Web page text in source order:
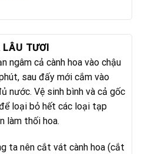
tại
950.000₫.
LÂU TƯƠI
ngâm cả cành hoa vào chậu
sau đấy mới cắm vào
nước. Vệ sinh bình và cả gốc
loại bỏ hết các loại tạp
làm thối hoa.
ta nên cắt vát cành hoa (cắt